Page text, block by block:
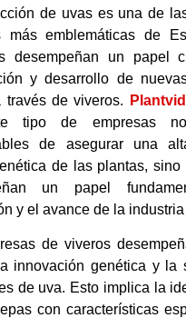
de uvas es una de
más emblemáticas de
desempeñan un papel
y desarrollo de
través de viveros.
Plantvid
tipo de empresas
de asegurar una
de las plantas, sino
un papel
y el avance de la
de viveros
innovación genética y la
de uva. Esto implica la
con características